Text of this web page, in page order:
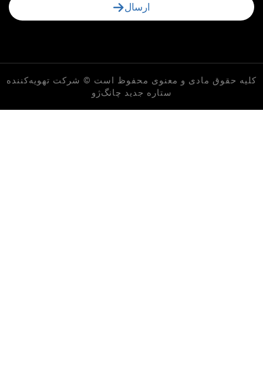
مادی و معنوی محفوظ است © شرکت تهویه‌کننده
ستاره جدید چانگ‌ژو